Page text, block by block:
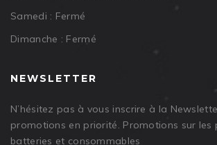
Samedi : Fermé
Dimanche : Fermé
NEWSLETTER
N’hésitez pas à vous inscrire à la
promotions en priorité. Promotions sur les
batteries et consommables